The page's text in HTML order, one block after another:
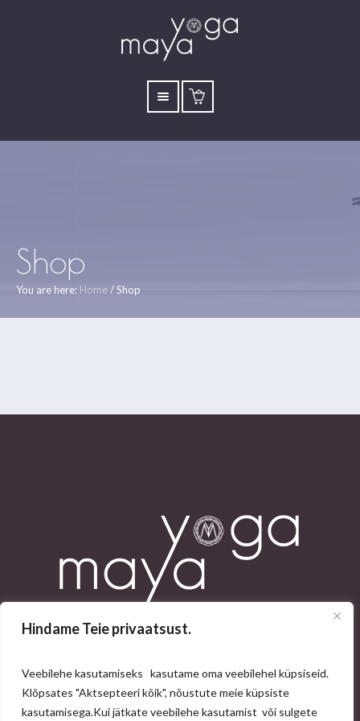
Hindame Teie privaatsust.
Veebilehe kasutamiseks kasutame oma veebilehel küpsiseid.
Klõpsates "Aktsepteeri kõik", nõustute meie küpsiste
kasutamisega.Kui jätkate veebilehe kasutamist või sulgete
Shop
You are here: Home/Shop